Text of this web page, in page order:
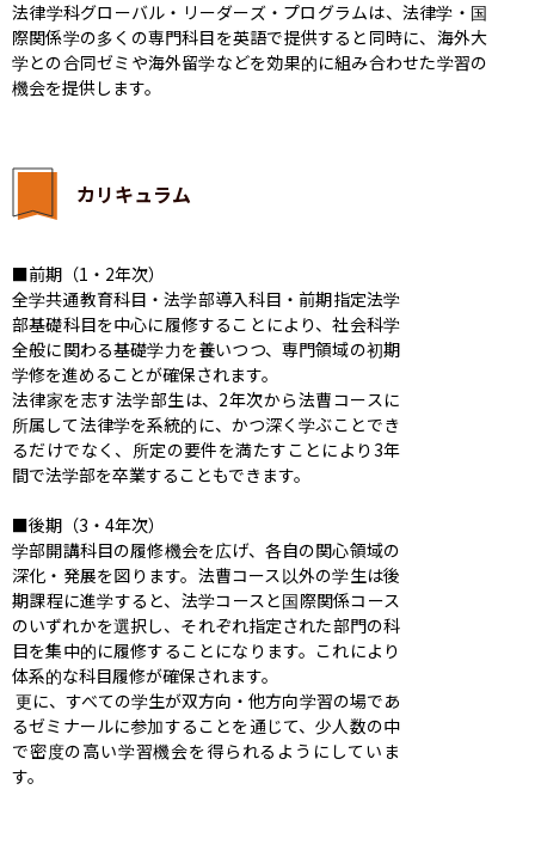
法律学科グローバル・リーダーズ・プログラムは、法律学・国
際関係学の多くの専門科目を英語で提供すると同時に、海外大
学との合同ゼミや海外留学などを効果的に組み合わせた学習の
機会を提供します。
カリキュラム
■前期（1・2年次）
全学共通教育科目・法学部導入科目・前期指定法学
部基礎科目を中心に履修することにより、社会科学
全般に関わる基礎学力を養いつつ、専門領域の初期
学修を進めることが確保されます。
法律家を志す法学部生は、2年次から法曹コースに
所属して法律学を系統的に、かつ深く学ぶことでき
るだけでなく、所定の要件を満たすことにより3年
間で法学部を卒業することもできます。
■後期（3・4年次）
学部開講科目の履修機会を広げ、各自の関心領域の
深化・発展を図ります。法曹コース以外の学生は後
期課程に進学すると、法学コースと国際関係コース
のいずれかを選択し、それぞれ指定された部門の科
目を集中的に履修することになります。これにより
体系的な科目履修が確保されます。
更に、すべての学生が双方向・他方向学習の場であ
るゼミナールに参加することを通じて、少人数の中
で密度の高い学習機会を得られるようにしていま
す。